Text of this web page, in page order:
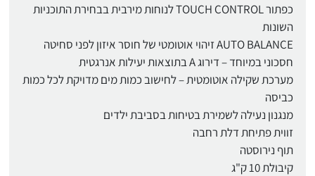
כפתור TOUCH CONTROL לנוחות מירבית בבחירת התוכניות
השונות
AUTO BALANCE זיהוי אוטומטי של חוסר איזון לפני סחיטה
חסכוני במיוחד – דירוג A בתוצאות יעילות אנרגטית
מערכת שקילה אוטומטית – לחישוב כמות מים מדויקת לכל כמות
כביסה
מנגנון נעילה לשמירת בטיחות בסביבת ילדים
זווית פתיחת דלת רחבה
תוף נירוסטה
קיבולת 10 ק"ג